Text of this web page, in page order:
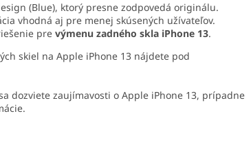
(Blue), ktorý presne zodpovedá originálu.
vhodná aj pre menej skúsených užívateľov.
pre výmenu zadného skla iPhone 13.
skiel na Apple iPhone 13 nájdete pod
dozviete zaujímavosti o Apple iPhone 13, prípadne